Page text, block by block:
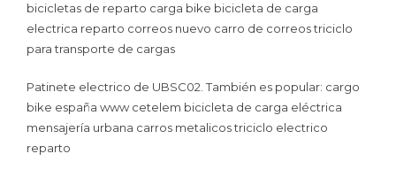
bicicletas de reparto carga bike bicicleta de carga
electrica reparto correos nuevo carro de correos triciclo
para transporte de cargas
Patinete electrico de UBSC02. También es popular: cargo
bike españa www cetelem bicicleta de carga eléctrica
mensajería urbana carros metalicos triciclo electrico
reparto